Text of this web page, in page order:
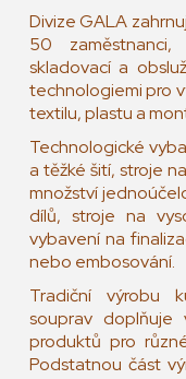
Divize GALA
50
skladovací a
technologiemi pro
textilu, plastu a
Technologické
a těžké šití, stroje
množství
dílů, stroje na
vybavení na
nebo embosování.
Tradiční výrobu
souprav doplňuje
produktů pro
Podstatnou část